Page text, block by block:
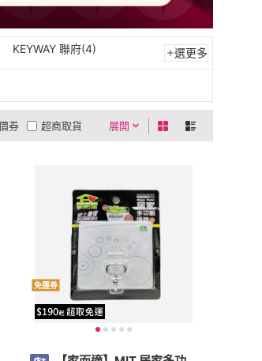
KEYWAY 聯府(4) 選更多
展開
券
有影片
超商取貨
免運券